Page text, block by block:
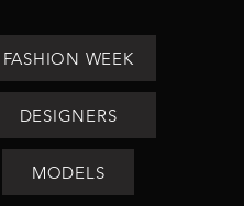
FASHION WEEK
DESIGNERS
MODELS